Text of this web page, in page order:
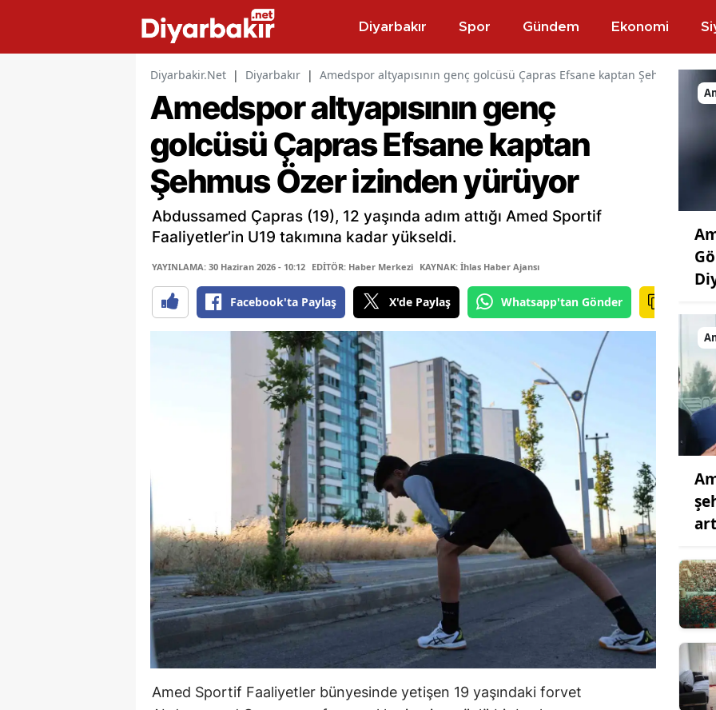
Diyarbakır Spor Gündem Ekonomi
Diyarbakir.Net | Diyarbakır | Amedspor altyapısının genç golcüsü Çapras Efsane kaptan Şehmus
Amedspor altyapısının genç
golcüsü Çapras Efsane kaptan
Şehmus Özer izinden yürüyor
Abdussamed Çapras (19), 12 yaşında adım attığı Amed Sportif
Faaliyetler’in U19 takımına kadar yükseldi.
YAYINLAMA: 30 Haziran 2026 - 10:12 EDİTÖR: Haber Merkezi KAYNAK: İhlas Haber Ajansı
Facebook'ta Paylaş X'de Paylaş Whatsapp'tan Gönder
Amed Sportif Faaliyetler bünyesinde yetişen 19 yaşındaki forvet